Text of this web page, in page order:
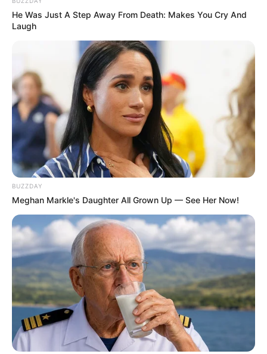
θάνατός της.
Η επιμέλεια της στήλης γίνεται από την συντακτική ομάδα
Κοινοποίησε άρθρο
Προσθήκη το newstok.grστην Google
Ανακαλύψτε περισσότερα άρθρα στα αποτελέσματα
αναζήτησης.
He Was Just A Step Away From Death: Makes You Cry And
Laugh
BUZZDAY
Meghan Markle's Daughter All Grown Up — See Her Now!